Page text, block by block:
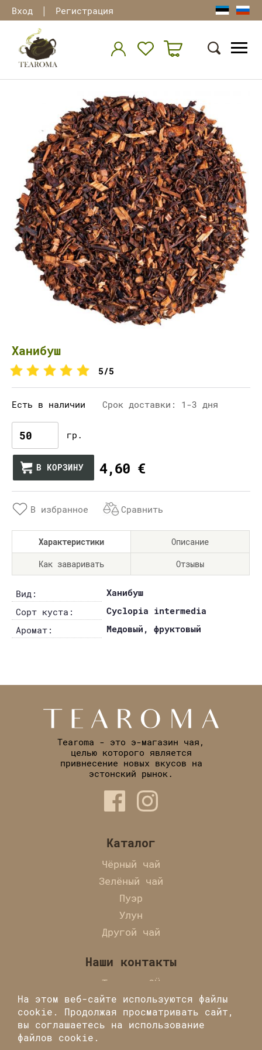
Вход | Регистрация
Ханибуш
5/5
Есть в наличии Срок доставки: 1-3 дня
гр.
В КОРЗИНУ 4,60 €
В избранное Сравнить
Характеристики
Описание
Как заваривать
Отзывы
Вид:
Ханибуш
Сорт куста:
Cyclopia intermedia
Аромат:
Медовый, фруктовый
Tearoma - это э-магазин чая,
целью которого является
привнесение новых вкусов на
эстонский рынок.
Каталог
Чёрный чай
Зелёный чай
Пуэр
Улун
Другой чай
Наши контакты
Tearoma OÜ
Laulupeo tn.
10, Tallinn, 10121
+372 56887725
На этом веб-сайте используются файлы
cookie. Продолжая просматривать сайт,
вы соглашаетесь на использование
файлов cookie.